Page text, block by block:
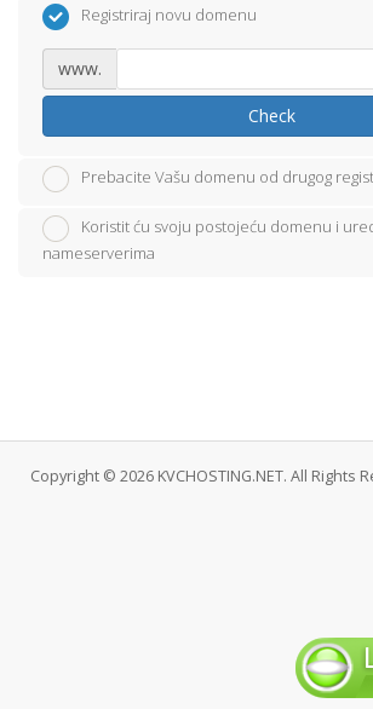
Registriraj novu domenu
www.
Check
Prebacite Vašu domenu od drugog
Koristit ću svoju postojeću domenu i
nameserverima
Copyright © 2026 KVCHOSTING.NET. All Rights